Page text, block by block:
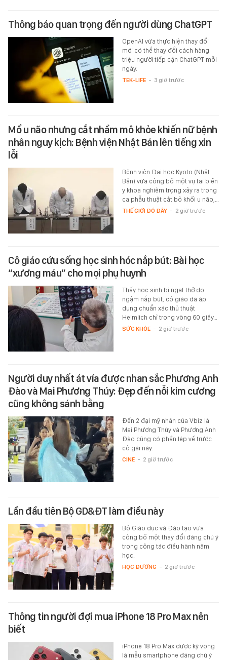
Thông báo quan trọng đến người dùng ChatGPT
OpenAI vừa thực hiện thay đổi
mới có thể thay đổi cách hàng
triệu người tiếp cận ChatGPT mỗi
ngày.
TEK-LIFE - 3 giờ trước
Mổ u não nhưng cắt nhầm mô khỏe khiến nữ bệnh
nhân nguy kịch: Bệnh viện Nhật Bản lên tiếng xin
lỗi
Bệnh viện Đại học Kyoto (Nhật
Bản) vừa công bố một vụ tai biến
y khoa nghiêm trọng xảy ra trong
ca phẫu thuật cắt bỏ khối u não,…
THẾ GIỚI ĐÓ ĐÂY - 2 giờ trước
Cô giáo cứu sống học sinh hóc nắp bút: Bài học
“xương máu” cho mọi phụ huynh
Thấy học sinh bị ngạt thở do
ngậm nắp bút, cô giáo đã áp
dụng chuẩn xác thủ thuật
Heimlich chỉ trong vòng 60 giây…
SỨC KHỎE - 2 giờ trước
Người duy nhất át vía được nhan sắc Phương Anh
Đào và Mai Phương Thúy: Đẹp đến nỗi kim cương
cũng không sánh bằng
Đến 2 đại mỹ nhân của Vbiz là
Mai Phương Thúy và Phương Anh
Đào cũng có phần lép vế trước
cô gái này.
CINE - 2 giờ trước
Lần đầu tiên Bộ GD&ĐT làm điều này
Bộ Giáo dục và Đào tạo vừa
công bố một thay đổi đáng chú ý
trong công tác điều hành năm
học.
HỌC ĐƯỜNG - 2 giờ trước
Thông tin người đợi mua iPhone 18 Pro Max nên
biết
iPhone 18 Pro Max được kỳ vọng
là mẫu smartphone đáng chú ý